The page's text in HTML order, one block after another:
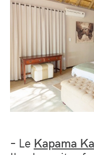
– Le Kapama